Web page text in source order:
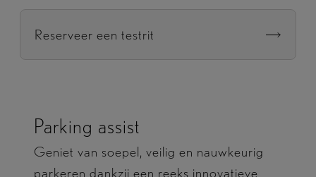
Reserveer een testrit
Parking assist
Geniet van soepel, veilig en nauwkeurig
parkeren dankzij een reeks innovatieve